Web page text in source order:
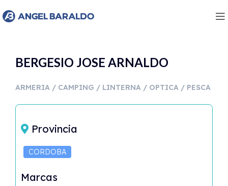
BERGESIO JOSE ARNALDO
ARMERIA / CAMPING / LINTERNA / OPTICA / PESCA
Provincia
CORDOBA
Marcas